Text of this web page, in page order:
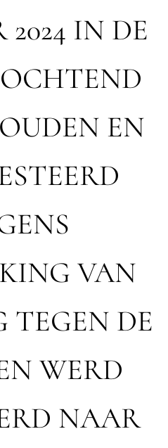
2024 IN DE
EN
VAN
TEGEN DE
WERD
NAAR